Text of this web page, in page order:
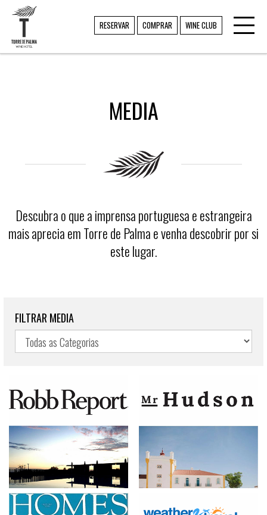
RESERVAR COMPRAR WINE CLUB
MEDIA
Descubra o que a imprensa portuguesa e estrangeira
mais aprecia em Torre de Palma e venha descobrir por si
este lugar.
FILTRAR MEDIA